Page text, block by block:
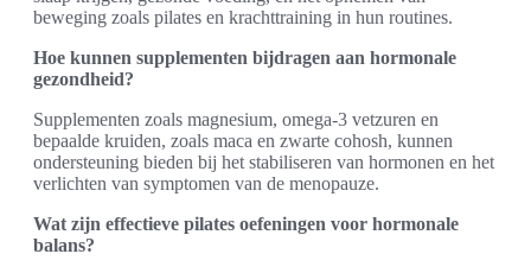
beweging zoals pilates en krachttraining in hun routines.
Hoe kunnen supplementen bijdragen aan hormonale
gezondheid?
Supplementen zoals magnesium, omega-3 vetzuren en
bepaalde kruiden, zoals maca en zwarte cohosh, kunnen
ondersteuning bieden bij het stabiliseren van hormonen en het
verlichten van symptomen van de menopauze.
Wat zijn effectieve pilates oefeningen voor hormonale
balans?